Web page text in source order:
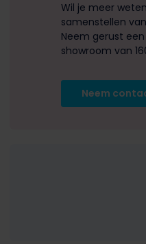
Wil je meer
samenstellen
Neem gerust
showroom van
Neem